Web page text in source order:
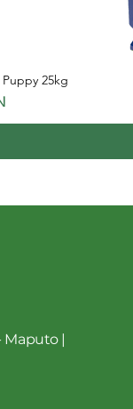
25kg
Maputo |